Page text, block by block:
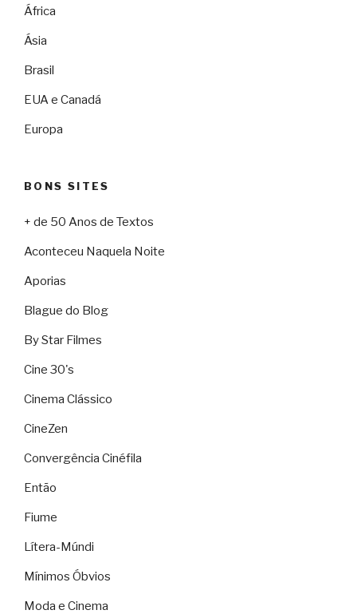
África
Ásia
Brasil
EUA e Canadá
Europa
BONS SITES
+ de 50 Anos de Textos
Aconteceu Naquela Noite
Aporias
Blague do Blog
By Star Filmes
Cine 30's
Cinema Clássico
CineZen
Convergência Cinéfila
Então
Fiume
Lítera-Múndi
Mínimos Óbvios
Moda e Cinema